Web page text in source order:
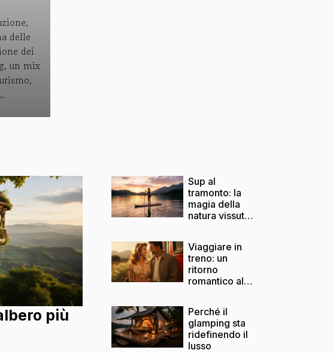
delle
dei
un mix
più
Sup al
tramonto: la
magia della
natura vissuta
Viaggiare in
treno: un
ritorno
romantico al
Perché il
glamping sta
ridefinendo il
lusso